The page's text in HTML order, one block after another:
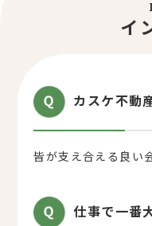
イ
カスケ不動
皆が支え合える良い
仕事で一番